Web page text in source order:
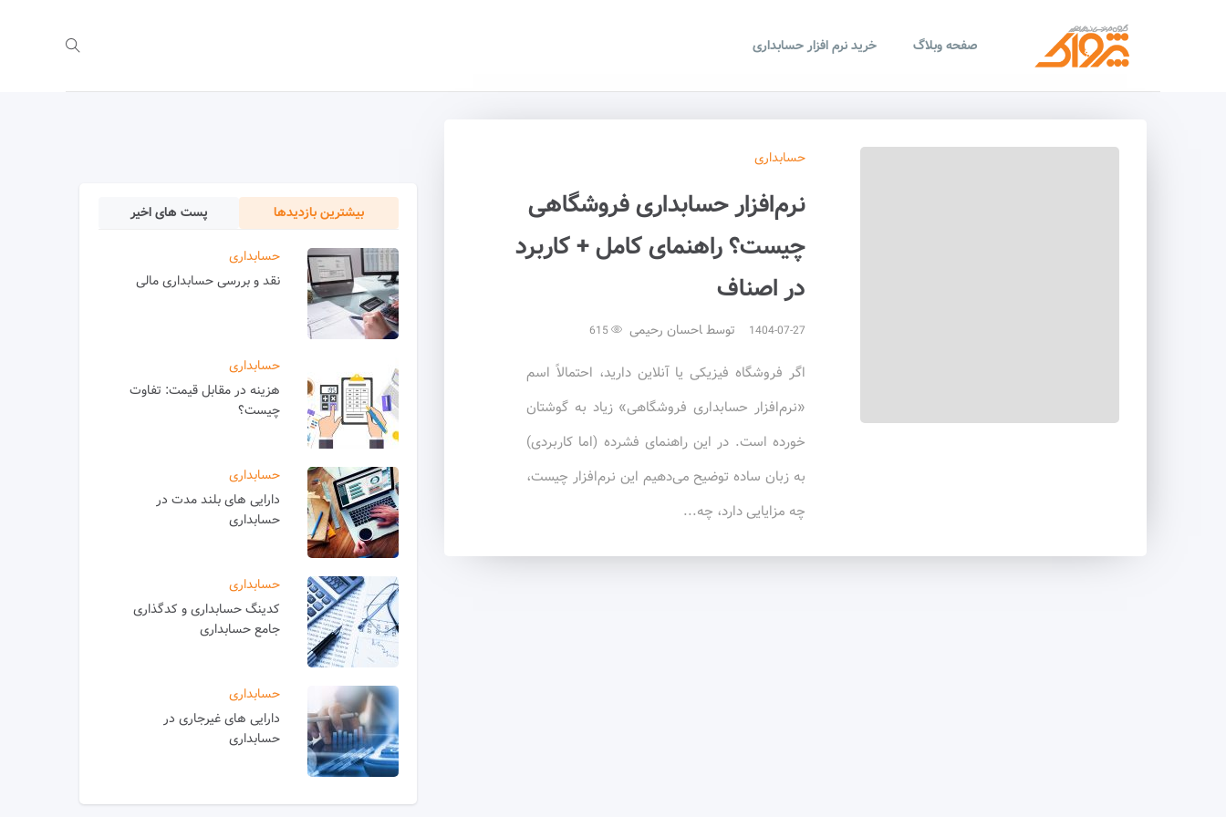
صفحه وبلاگ خرید نرم افزار حسابداری
حسابداری
نرم‌افزار حسابداری فروشگاهی
چیست؟ راهنمای کامل + کاربرد
در اصناف
1404-07-27 توسط احسان رحیمی
اگر فروشگاه فیزیکی یا آنلاین دارید، احتمالاً اسم
«نرم‌افزار حسابداری فروشگاهی» زیاد به گوشتان
خورده است. در این راهنمای فشرده (اما کاربردی)
به زبان ساده توضیح می‌دهیم این نرم‌افزار چیست،
چه مزایایی دارد، چه...
بیشترین بازدیدها پست های اخیر
حسابداری
نقد و بررسی حسابداری مالی
حسابداری
هزینه در مقابل قیمت: تفاوت
چیست؟
حسابداری
دارایی های بلند مدت در
حسابداری
حسابداری
کدینگ حسابداری و کدگذاری
جامع حسابداری
حسابداری
دارایی های غیرجاری در
حسابداری